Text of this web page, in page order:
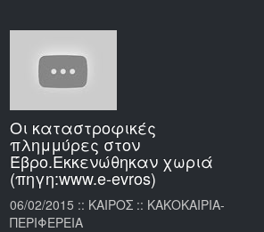
Οι καταστροφικές
πλημμύρες στον
Έβρο.Εκκενώθηκαν χωριά
(πηγη:www.e-evros)
06/02/2015 :: ΚΑΙΡΟΣ :: ΚΑΚΟΚΑΙΡΙΑ-
ΠΕΡΙΦΕΡΕΙΑ